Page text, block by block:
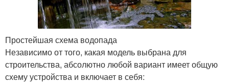
Простейшая схема водопада
Независимо от того, какая модель выбрана для
строительства, абсолютно любой вариант имеет общую
схему устройства и включает в себя: